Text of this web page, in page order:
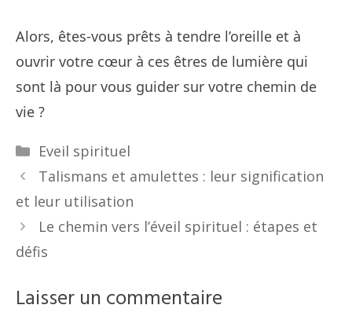
Alors, êtes-vous prêts à tendre l’oreille et à
ouvrir votre cœur à ces êtres de lumière qui
sont là pour vous guider sur votre chemin de
vie ?
Catégories
Eveil spirituel
Talismans et amulettes : leur signification
et leur utilisation
Le chemin vers l’éveil spirituel : étapes et
défis
Laisser un commentaire